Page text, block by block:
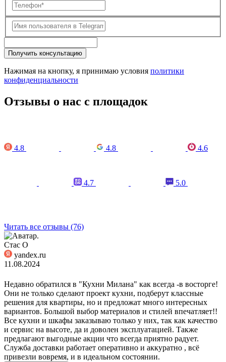
Получить консультацию
Нажимая на кнопку, я принимаю условия политики
конфиденциальности
Отзывы о нас с площадок
4.8 4.8 4.6
4.7 5.0
Читать все отзывы (76)
Стас О
yandex.ru
11.08.2024
Недавно обратился в "Кухни Милана" как всегда -в восторге!
Они не только сделают проект кухни, подберут классные
решения для квартиры, но и предложат много интересных
вариантов. Большой выбор материалов и стилей впечатляет!!
Все кухни и шкафы заказываю только у них, так как качество
и сервис на высоте, да и доволен эксплуатацией. Также
предлагают выгодные акции что всегда приятно радует.
Служба доставки работает оперативно и аккуратно , всё
привезли вовремя, и в идеальном состоянии.